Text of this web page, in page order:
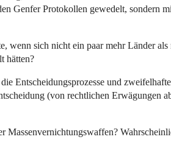
Genfer Protokollen gewedelt, sondern
wenn sich nicht ein paar mehr Länder
hätten?
Entscheidungsprozesse und
(von rechtlichen Erwägungen
Massenvernichtungswaffen?